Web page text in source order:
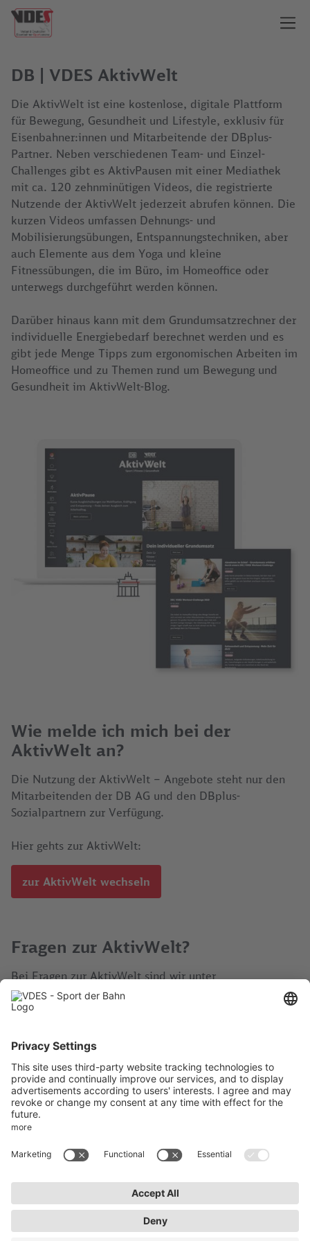
DB | VDES AktivWelt
Die AktivWelt ist eine kostenlose, digitale Plattform
für Bewegung, Gesundheit und Lifestyle, exklusiv für
Eisenbahner:innen und Mitarbeitende der DBplus-
Partner. Neben verschiedenen Team- und Einzel-
Challenges gibt es AktivPausen mit einer Mediathek
mit ca. 120 zehnminütigen Videos, die registrierte
Nutzende der AktivWelt jederzeit abrufen können. Die
kurzen Videos umfassen Dehnungs- und
Mobilisierungsübungen, Entspannungstechniken, aber
auch Elemente aus dem Yoga und kleine
Fitnessübungen, die im Büro, im Homeoffice oder
unterwegs durchgeführt werden können.
Darüber hinaus kann mit dem Grundumsatzrechner der
individuelle Energiebedarf berechnet werden und es
gibt jede Menge Tipps zum ergonomischen Arbeiten im
Homeoffice und zu Themen rund um Bewegung und
Gesundheit im AktivWelt-Blog.
Wie melde ich mich bei der
AktivWelt an?
Die Nutzung der AktivWelt – Angebote steht nur den
Mitarbeitenden der DB AG und den DBplus-
Sozialpartnern zur Verfügung.
Hier gehts zur AktivWelt:
zur AktivWelt wechseln
Fragen zur AktivWelt?
Bei Fragen zur AktivWelt sind wir unter
aktivwelt@vdes.org zu erreichen.
Aktuelles
AktivWelt
Impressum
Newsletter abonnieren
Bleiben Sie auf dem Laufenden über Neuigkeiten und
Veranstaltungen des VDES.